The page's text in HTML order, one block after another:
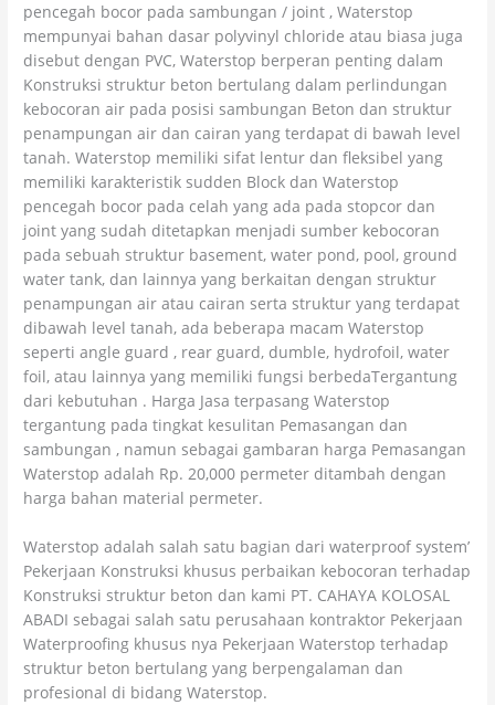
pencegah bocor pada sambungan / joint , Waterstop
mempunyai bahan dasar polyvinyl chloride atau biasa juga
disebut dengan PVC, Waterstop berperan penting dalam
Konstruksi struktur beton bertulang dalam perlindungan
kebocoran air pada posisi sambungan Beton dan struktur
penampungan air dan cairan yang terdapat di bawah level
tanah. Waterstop memiliki sifat lentur dan fleksibel yang
memiliki karakteristik sudden Block dan Waterstop
pencegah bocor pada celah yang ada pada stopcor dan
joint yang sudah ditetapkan menjadi sumber kebocoran
pada sebuah struktur basement, water pond, pool, ground
water tank, dan lainnya yang berkaitan dengan struktur
penampungan air atau cairan serta struktur yang terdapat
dibawah level tanah, ada beberapa macam Waterstop
seperti angle guard , rear guard, dumble, hydrofoil, water
foil, atau lainnya yang memiliki fungsi berbedaTergantung
dari kebutuhan . Harga Jasa terpasang Waterstop
tergantung pada tingkat kesulitan Pemasangan dan
sambungan , namun sebagai gambaran harga Pemasangan
Waterstop adalah Rp. 20,000 permeter ditambah dengan
harga bahan material permeter.
Waterstop adalah salah satu bagian dari waterproof system’
Pekerjaan Konstruksi khusus perbaikan kebocoran terhadap
Konstruksi struktur beton dan kami PT. CAHAYA KOLOSAL
ABADI sebagai salah satu perusahaan kontraktor Pekerjaan
Waterproofing khusus nya Pekerjaan Waterstop terhadap
struktur beton bertulang yang berpengalaman dan
profesional di bidang Waterstop.